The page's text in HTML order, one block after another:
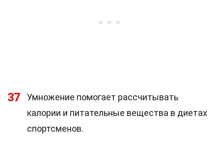
37
Умножение помогает рассчитывать
калории и питательные вещества в диетах
спортсменов.